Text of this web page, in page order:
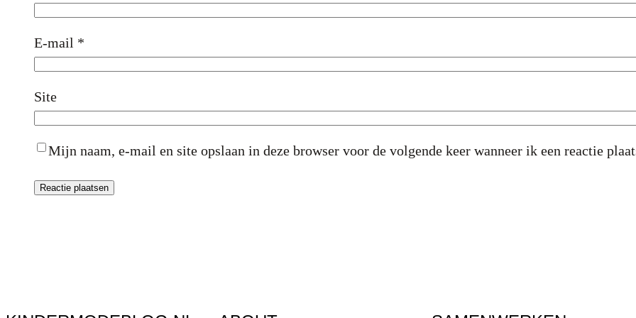
E-mail *
Site
Mijn naam, e-mail en site opslaan in deze browser voor de volgende keer wanneer ik een reactie